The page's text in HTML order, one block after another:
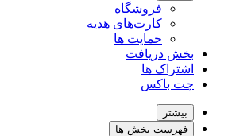
فروشگاه
کارت‌های هدیه
حمایت ها
بخش دریافت
اشتراک ها
چت باکس
بیشتر
فهرست بخش ها